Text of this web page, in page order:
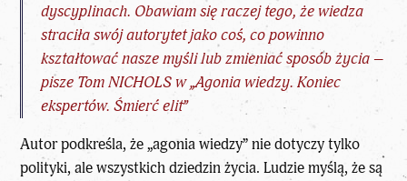
dyscyplinach. Obawiam się raczej tego, że wiedza
straciła swój autorytet jako coś, co powinno
kształtować nasze myśli lub zmieniać sposób życia –
pisze Tom NICHOLS w „Agonia wiedzy. Koniec
ekspertów. Śmierć elit”
Autor podkreśla, że „agonia wiedzy” nie dotyczy tylko
polityki, ale wszystkich dziedzin życia. Ludzie myślą, że są